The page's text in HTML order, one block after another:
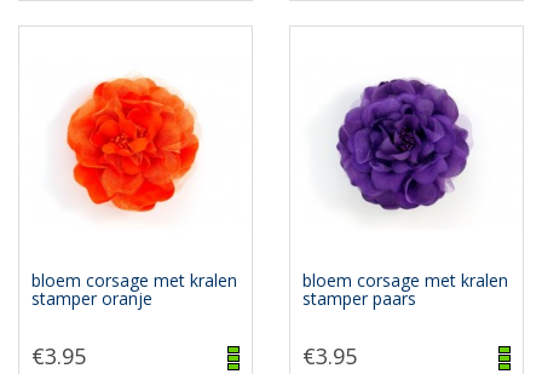
bloem corsage met kralen
stamper oranje
€3.95
bloem corsage met kralen
stamper paars
€3.95